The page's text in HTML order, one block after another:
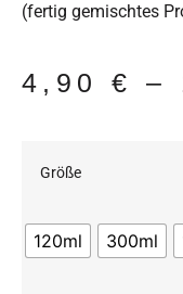
(fertig gemischtes
4,90 € –
Größe
120ml 300ml